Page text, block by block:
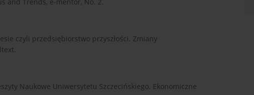
and Trends, e-mentor, No. 2.
czyli przedsiębiorstwo przyszłości. Zmiany
Naukowe Uniwersytetu Szczecińskiego. Ekonomiczne